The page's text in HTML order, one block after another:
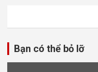
Bạn có thể bỏ lỡ